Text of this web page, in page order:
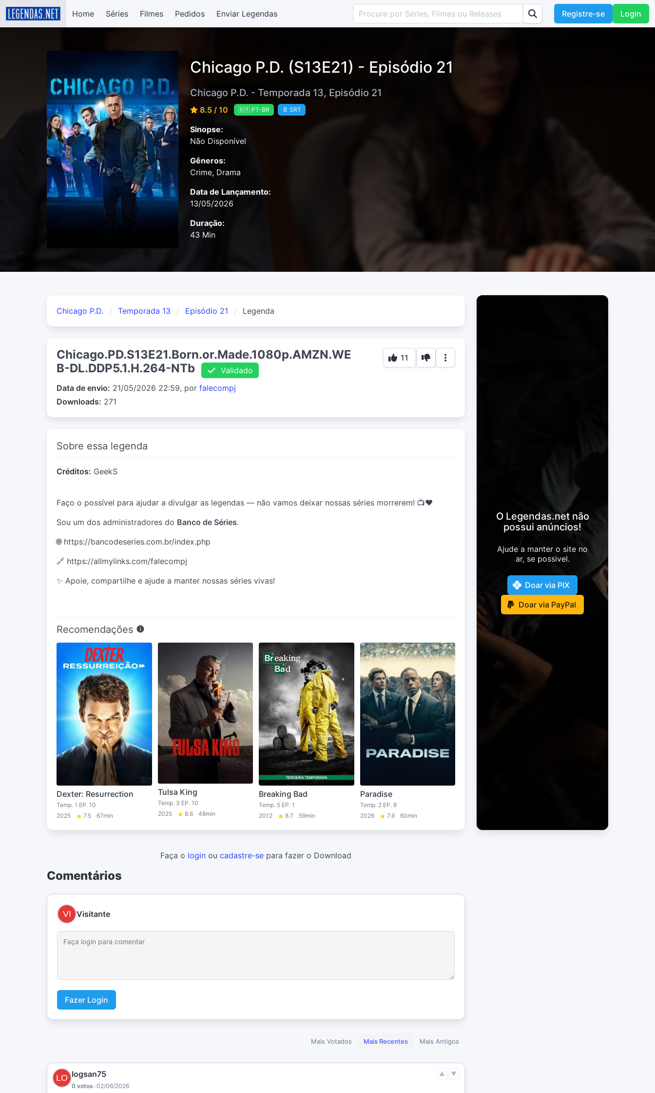
Home Séries Filmes Pedidos Enviar Legendas Registre-se Login
Chicago P.D. (S13E21) - Episódio 21
Chicago P.D. - Temporada 13, Episódio 21
8.5 / 10 🇧🇷 PT-BR 📄 SRT
Sinopse:
Não Disponível
Gêneros:
Crime, Drama
Data de Lançamento:
13/05/2026
Duração:
43 Min
Chicago P.D. Temporada 13 Episódio 21 Legenda
Chicago.PD.S13E21.Born.or.Made.1080p.AMZN.WE
B-DL.DDP5.1.H.264-NTb
Validado
Data de envio: 21/05/2026 22:59, por falecompj
Downloads: 271
11
Sobre essa legenda
Créditos: GeekS
Faço o possível para ajudar a divulgar as legendas — não vamos deixar nossas séries morrerem! 📺❤️
Sou um dos administradores do Banco de Séries.
🌐 https://bancodeseries.com.br/index.php
🔗 https://allmylinks.com/falecompj
✨ Apoie, compartilhe e ajude a manter nossas séries vivas!
Recomendações
Dexter: Resurrection
Temp. 1 EP. 10
2025
7.5 67min
Tulsa King
Temp. 3 EP. 10
2025
8.6 48min
Breaking Bad
Temp. 5 EP. 1
2012
8.7 59min
Paradise
Temp. 2 EP. 8
2026
7.9 60min
O Legendas.net não
possui anúncios!
Ajude a manter o site no
ar, se possivel.
Doar via PIX
Doar via PayPal
Faça o login ou cadastre-se para fazer o Download
Comentários
Visitante
Fazer Login
Mais Votados Mais Recentes Mais Antigos
logsan75
0 votos •02/06/2026
▲ ▼